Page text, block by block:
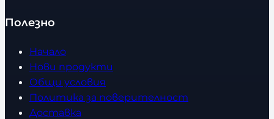
Полезно
Начало
Нови продукти
Общи условия
Политика за поверителност
Доставка